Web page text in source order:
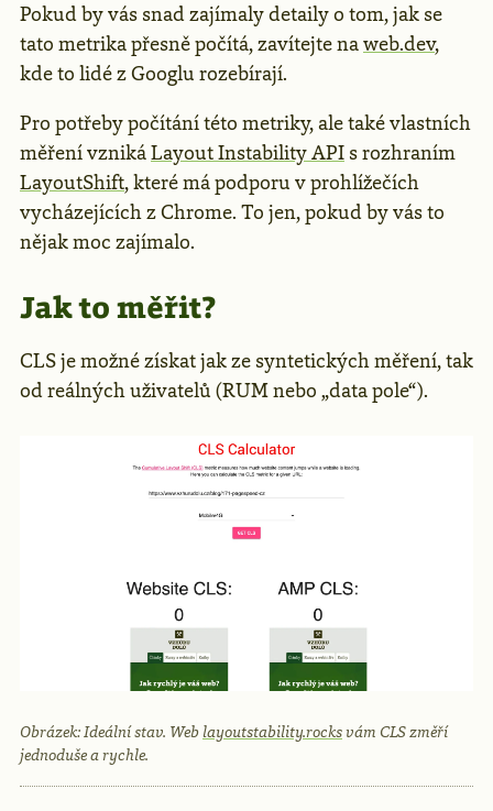
Pokud by vás snad zajímaly detaily o tom, jak se
tato metrika přesně počítá, zavítejte naweb.dev,
kde to lidé z Googlu rozebírají.
Pro potřeby počítání této metriky, ale také vlastních
měření vznikáLayout Instability API s rozhraním
LayoutShift, které má podporu v prohlížečích
vycházejících z Chrome. To jen, pokud by vás to
nějak moc zajímalo.
Jak to měřit?
CLS je možné získat jak ze syntetických měření, tak
od reálných uživatelů (RUM nebo „data pole“).
Obrázek: Ideální stav. Web layoutstability.rocksvám CLS změří
jednoduše a rychle.